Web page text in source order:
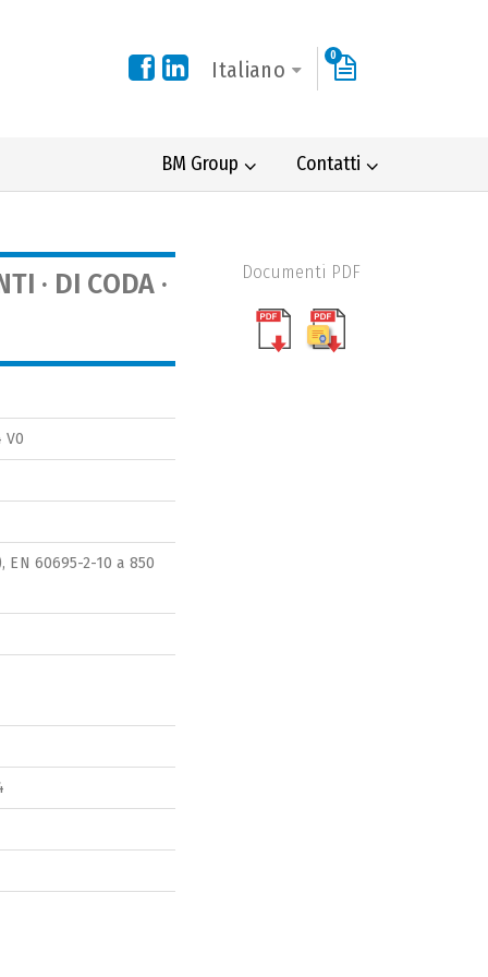
Italiano
0
Contatti
BM Group
· DI CODA ·
V0
EN 60695-2-10 a 850
Documenti PDF